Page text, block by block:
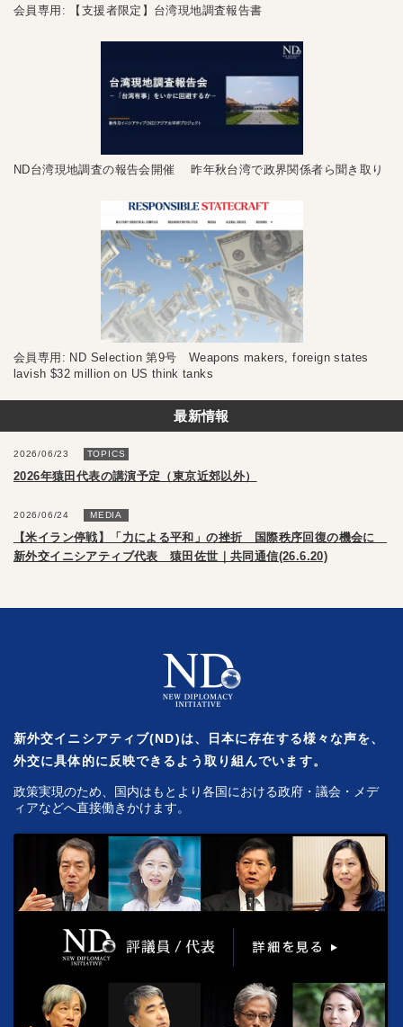
会員専用: 【支援者限定】台湾現地調査報告書
ND台湾現地調査の報告会開催 昨年秋台湾で政界関係者ら聞き取り
会員専用: ND Selection 第9号 Weapons makers, foreign states
lavish $32 million on US think tanks
最新情報
2026/06/23 TOPICS
2026年猿田代表の講演予定（東京近郊以外）
2026/06/24 MEDIA
【米イラン停戦】「力による平和」の挫折 国際秩序回復の機会に
新外交イニシアティブ代表 猿田佐世｜共同通信(26.6.20)
新外交イニシアティブ(ND)は、日本に存在する様々な声を、
外交に具体的に反映できるよう取り組んでいます。
政策実現のため、国内はもとより各国における政府・議会・メデ
ィアなどへ直接働きかけます。